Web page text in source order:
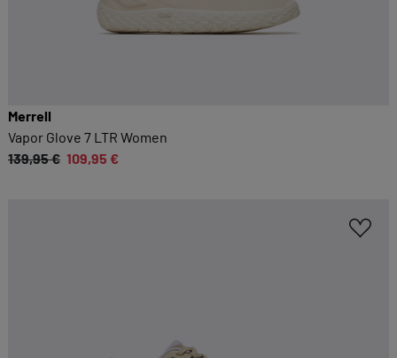
Merrell
Vapor Glove 7 LTR Women
139,95 € 109,95 €